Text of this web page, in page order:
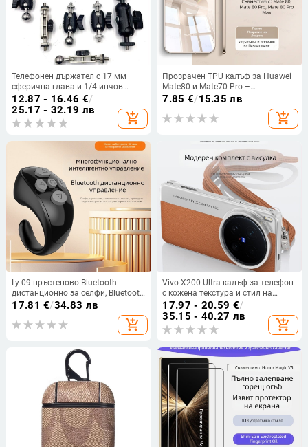
Телефонен държател с 17 мм
сферична глава и 1/4-инчов
монтаж за гимбал — универсален
адаптер за колела
12.87 - 16.46 €/
25.17 - 32.19 лв
add_shopping_cart
Прозрачен TPU калъф за Huawei
Mate80 и Mate70 Pro –
електроплакирано покритие,
удароустойчив, минималистичен
дизайн
7.85 €/15.35 лв
add_shopping_cart
Ly-09 пръстеново Bluetooth
дистанционно за селфи, Bluetooth
5.3, ABS материал, тегло 10
17.81 €/34.83 лв
add_shopping_cart
Vivo X200 Ultra калъф за телефон
с кожена текстура и стил на
камера, удароустойчив
X200S/X200 Pro
17.97 - 20.59 €/
35.15 - 40.27 лв
add_shopping_cart